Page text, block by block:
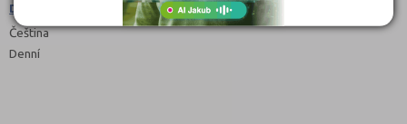
Diplomovaný zdravotnický záchranář (5341N21)
Čeština
Denní